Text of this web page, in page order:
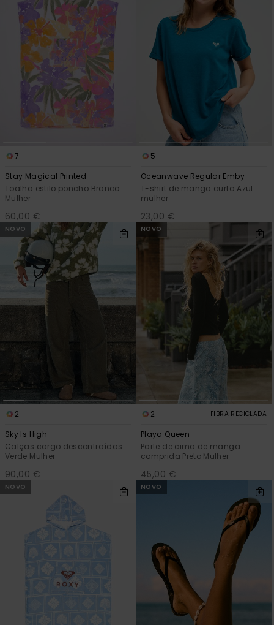
7
Stay Magical Printed
Toalha estilo poncho Branco
Mulher
60,00 €
5
Oceanwave Regular Emby
T-shirt de manga curta Azul
mulher
23,00 €
NOVO
2
Sky Is High
Calças cargo descontraídas
Verde Mulher
90,00 €
NOVO
2 FIBRA RECICLADA
Playa Queen
Parte de cima de manga
comprida Preto Mulher
45,00 €
NOVO NOVO